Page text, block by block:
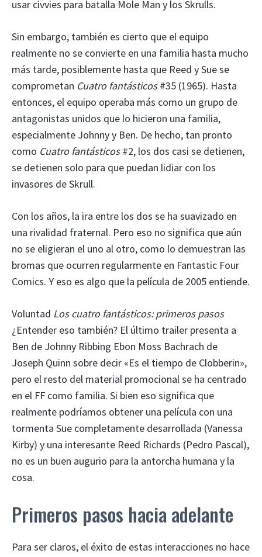
usar civvies para batalla Mole Man y los Skrulls.
Sin embargo, también es cierto que el equipo
realmente no se convierte en una familia hasta mucho
más tarde, posiblemente hasta que Reed y Sue se
comprometan Cuatro fantásticos#35 (1965). Hasta
entonces, el equipo operaba más como un grupo de
antagonistas unidos que lo hicieron una familia,
especialmente Johnny y Ben. De hecho, tan pronto
como Cuatro fantásticos#2, los dos casi se detienen,
se detienen solo para que puedan lidiar con los
invasores de Skrull.
Con los años, la ira entre los dos se ha suavizado en
una rivalidad fraternal. Pero eso no significa que aún
no se eligieran el uno al otro, como lo demuestran las
bromas que ocurren regularmente en Fantastic Four
Comics. Y eso es algo que la película de 2005 entiende.
Voluntad Los cuatro fantásticos: primeros pasos
¿Entender eso también? El último trailer presenta a
Ben de Johnny Ribbing Ebon Moss Bachrach de
Joseph Quinn sobre decir «Es el tiempo de Clobberin»,
pero el resto del material promocional se ha centrado
en el FF como familia. Si bien eso significa que
realmente podríamos obtener una película con una
tormenta Sue completamente desarrollada (Vanessa
Kirby) y una interesante Reed Richards (Pedro Pascal),
no es un buen augurio para la antorcha humana y la
cosa.
Primeros pasos hacia adelante
Para ser claros, el éxito de estas interacciones no hace